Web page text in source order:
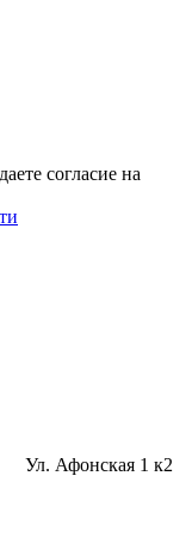
согласие на
Ул. Афонская 1 к2